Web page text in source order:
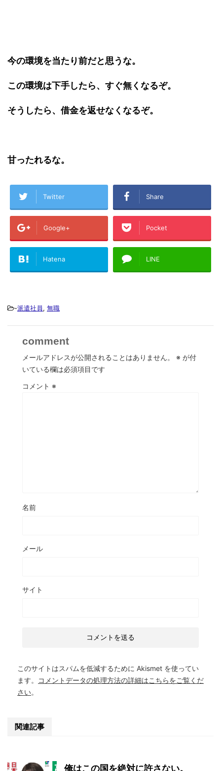
今の環境を当たり前だと思うな。
この環境は下手したら、すぐ無くなるぞ。
そうしたら、借金を返せなくなるぞ。
甘ったれるな。
Twitter Share
Google+ Pocket
Hatena LINE
-派遣社員, 無職
comment
メールアドレスが公開されることはありません。 ※ が付
いている欄は必須項目です
コメント ※
名前
メール
サイト
このサイトはスパムを低減するために Akismet を使ってい
ます。
コメントデータの処理方法の詳細はこちらをご覧くだ
さい。
関連記事
俺はこの国を絶対に許さない。